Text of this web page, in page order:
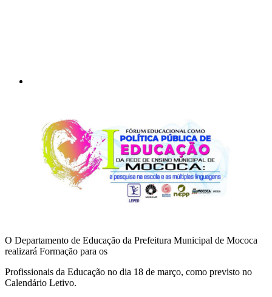
O Departamento de Educação da Prefeitura Municipal de Mococa
realizará Formação para os
Profissionais da Educação no dia 18 de março, como previsto no
Calendário Letivo.